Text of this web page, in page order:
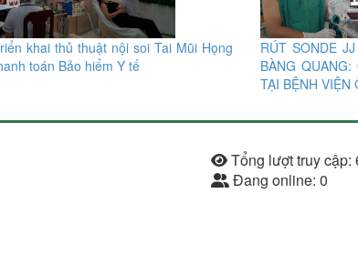
khai thủ thuật nội soi Tai Mũi Họng
toán Bảo hiểm Y tế
RÚT SONDE
BÀNG
TẠI BỆNH VIỆN
Tổng lượt truy cập:
Đang online: 0